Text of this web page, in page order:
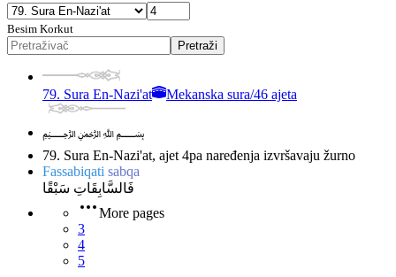
Besim Korkut
Pretraži
79. Sura En-Nazi'at Mekanska sura/46 ajeta
﷽
79. Sura En-Nazi'at, ajet 4pa naređenja izvršavaju žurno
Fassabiqati sabqa
فَالسَّابِقَاتِ سَبْقًا
More pages
3
4
5